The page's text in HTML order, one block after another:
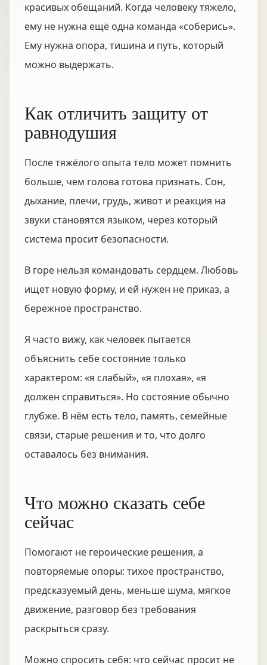
красивых обещаний. Когда человеку тяжело,
ему не нужна ещё одна команда «соберись».
Ему нужна опора, тишина и путь, который
можно выдержать.
Как отличить защиту от
равнодушия
После тяжёлого опыта тело может помнить
больше, чем голова готова признать. Сон,
дыхание, плечи, грудь, живот и реакция на
звуки становятся языком, через который
система просит безопасности.
В горе нельзя командовать сердцем. Любовь
ищет новую форму, и ей нужен не приказ, а
бережное пространство.
Я часто вижу, как человек пытается
объяснить себе состояние только
характером: «я слабый», «я плохая», «я
должен справиться». Но состояние обычно
глубже. В нём есть тело, память, семейные
связи, старые решения и то, что долго
оставалось без внимания.
Что можно сказать себе
сейчас
Помогают не героические решения, а
повторяемые опоры: тихое пространство,
предсказуемый день, меньше шума, мягкое
движение, разговор без требования
раскрыться сразу.
Можно спросить себя: что сейчас просит не